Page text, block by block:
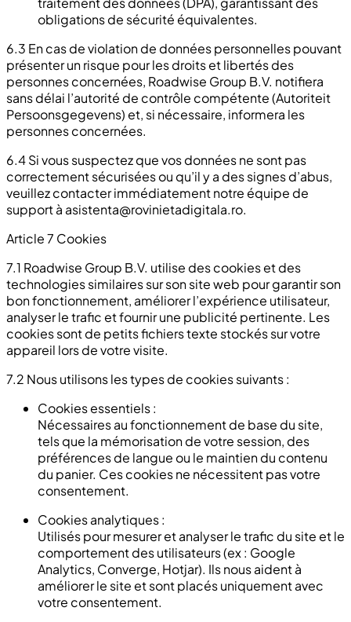
obligations de sécurité équivalentes.
6.3 En cas de violation de données personnelles pouvant
présenter un risque pour les droits et libertés des
personnes concernées, Roadwise Group B.V. notifiera
sans délai l’autorité de contrôle compétente (Autoriteit
Persoonsgegevens) et, si nécessaire, informera les
personnes concernées.
6.4 Si vous suspectez que vos données ne sont pas
correctement sécurisées ou qu’il y a des signes d’abus,
veuillez contacter immédiatement notre équipe de
support à asistenta@rovinietadigitala.ro.
Article 7 Cookies
7.1 Roadwise Group B.V. utilise des cookies et des
technologies similaires sur son site web pour garantir son
bon fonctionnement, améliorer l’expérience utilisateur,
analyser le trafic et fournir une publicité pertinente. Les
cookies sont de petits fichiers texte stockés sur votre
appareil lors de votre visite.
7.2 Nous utilisons les types de cookies suivants :
Cookies essentiels :
Nécessaires au fonctionnement de base du site,
tels que la mémorisation de votre session, des
préférences de langue ou le maintien du contenu
du panier. Ces cookies ne nécessitent pas votre
consentement.
Cookies analytiques :
Utilisés pour mesurer et analyser le trafic du site et le
comportement des utilisateurs (ex : Google
Analytics, Converge, Hotjar). Ils nous aident à
améliorer le site et sont placés uniquement avec
votre consentement.